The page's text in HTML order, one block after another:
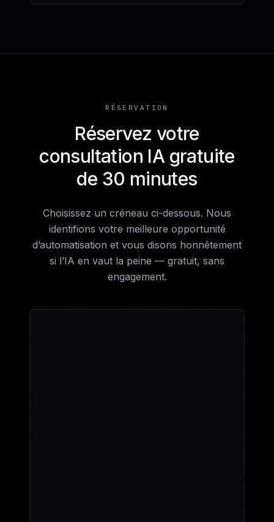
RÉSERVATION
Réservez votre
consultation IA gratuite
de 30 minutes
Choisissez un créneau ci-dessous. Nous
identifions votre meilleure opportunité
d’automatisation et vous disons honnêtement
si l’IA en vaut la peine — gratuit, sans
engagement.